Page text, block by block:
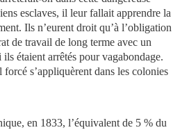
esclaves, il leur fallait apprendre la
Ils n’eurent droit qu’à l’obligation
de travail de long terme avec un
étaient arrêtés pour vagabondage.
s’appliquèrent dans les colonies
en 1833, l’équivalent de 5 % du